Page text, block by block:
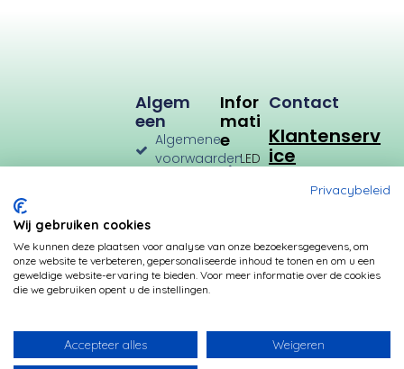
Infor
Mati
E
LED
Verbruik
Kleurtemperatuur
Algem
Een
Algemene
voorwaarden
Privacybeleid
Betalingsmogelijkheden
Contact
Klantenserv
ice
Privacybeleid
Wij gebruiken cookies
We kunnen deze plaatsen voor analyse van onze bezoekersgegevens, om
onze website te verbeteren, gepersonaliseerde inhoud te tonen en om u een
geweldige website-ervaring te bieden. Voor meer informatie over de cookies
die we gebruiken opent u de instellingen.
Accepteer alles Weigeren